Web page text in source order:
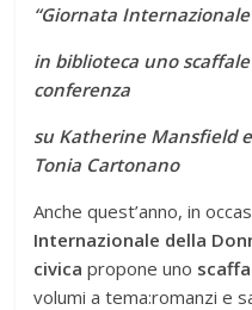
“Giornata
in biblioteca uno
conferenza
su Katherine Mansfield
Tonia Cartonano
Anche quest’anno, in
Internazionale della
civica propone uno
volumi a tema:romanzi e